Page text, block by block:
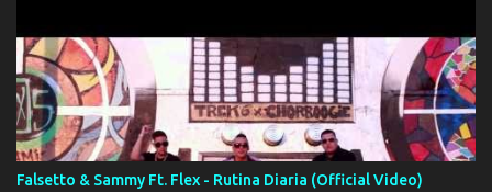
Falsetto & Sammy Ft. Flex - Rutina Diaria (Official Video)